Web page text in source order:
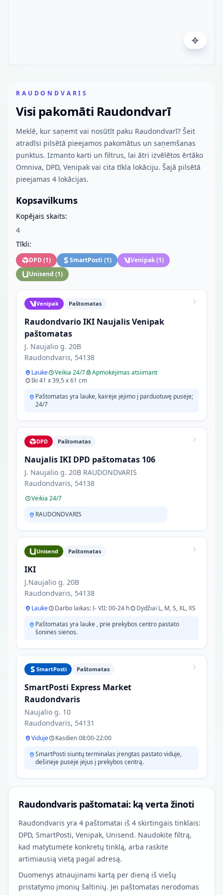
RAUDONDVARIS
Visi pakomāti Raudondvarī
Meklē, kur saņemt vai nosūtīt paku Raudondvarī? Šeit
atradīsi pilsētā pieejamos pakomātus un saņemšanas
punktus. Izmanto karti un filtrus, lai ātri izvēlētos ērtāko
Omniva, DPD, Venipak vai cita tīkla lokāciju. Šajā pilsētā
pieejamas 4 lokācijas.
Kopsavilkums
Kopējais skaits:
4
Tīkli:
DPD(1) SmartPosti (1) Venipak(1)
Unisend (1)
Venipak Paštomatas
Raudondvario IKI Naujalis Venipak
paštomatas
J. Naujalio g. 20B
Raudondvaris, 54138
Lauke Veikia 24/7
Apmokėjimas atsiimant
Iki 41 x 39,5 x 61 cm
Paštomatas yra lauke, kairėje įėjimo į parduotuvę pusėje;
24/7
DPD Paštomatas
Naujalis IKI DPD paštomatas 106
J. Naujalio g. 20B RAUDONDVARIS
Raudondvaris, 54138
Veikia 24/7
RAUDONDVARIS
Unisend Paštomatas
IKI
J.Naujalio g. 20B
Raudondvaris, 54138
Lauke Darbo laikas: I- VII: 00-24 h
Dydžiai L, M, S, XL, XS
Paštomatas yra lauke , prie prekybos centro pastato
šoninės sienos.
SmartPosti Paštomatas
SmartPosti Express Market
Raudondvaris
Naujalio g. 10
Raudondvaris, 54131
Viduje
Kasdien 08:00-22:00
SmartPosti siuntų terminalas įrengtas pastato viduje,
dešinėje pusėje įėjus į prekybos centrą.
Raudondvaris paštomatai: ką verta žinoti
Raudondvaris yra 4 paštomatai iš 4 skirtingais tinklais:
DPD, SmartPosti, Venipak, Unisend. Naudokite filtrą,
kad matytumėte konkretų tinklą, arba raskite
artimiausią vietą pagal adresą.
Duomenys atnaujinami kartą per dieną iš viešų
pristatymo įmonių šaltinių. Jei paštomatas nerodomas